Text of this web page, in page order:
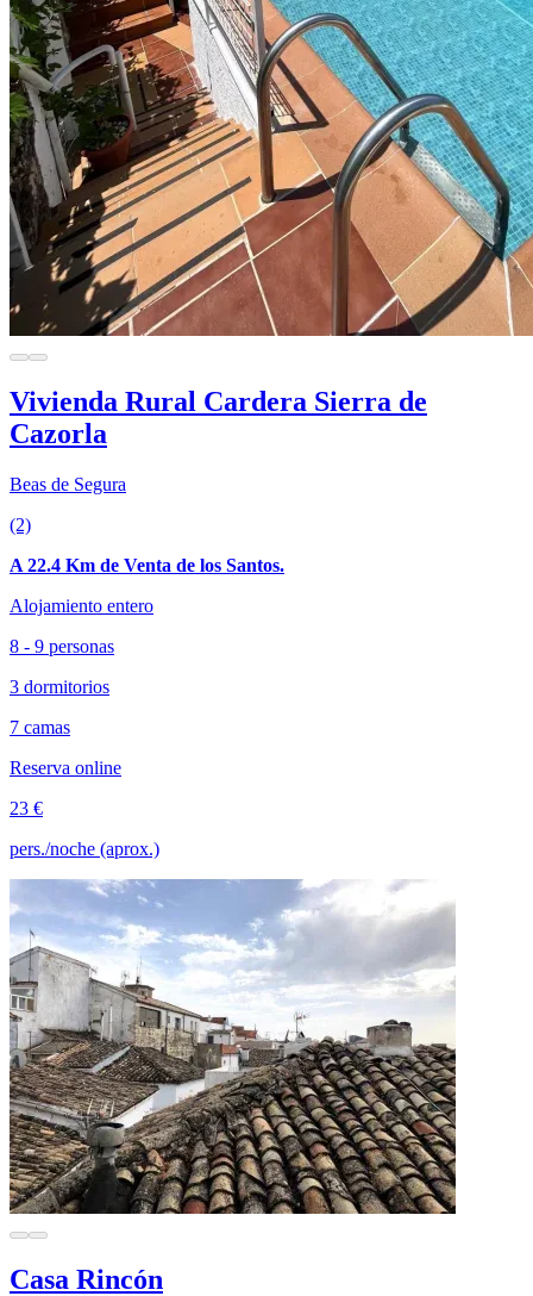
Vivienda Rural Cardera Sierra de
Cazorla
Beas de Segura
(2)
A 22.4 Km de Venta de los Santos.
Alojamiento entero
8 - 9 personas
3 dormitorios
7 camas
Reserva online
23 €
pers./noche (aprox.)
Casa Rincón